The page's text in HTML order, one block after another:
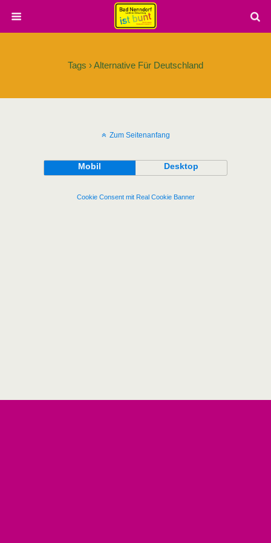
Tags › Alternative Für Deutschland
Zum Seitenanfang
Mobil Desktop
Cookie Consent mit Real Cookie Banner